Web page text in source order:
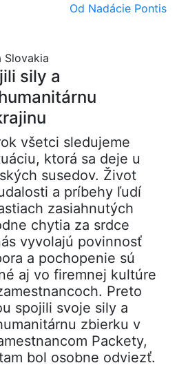
Od Nadácie Pontis
Slovakia
sily a
všetci sledujeme
ktorá sa deje u
susedov. Život
a príbehy ľudí
zasiahnutých
chytia za srdce
vyvolajú povinnosť
a pochopenie sú
aj vo firemnej kultúre
Preto
spojili svoje sily a
zbierku v
Packety,
bol osobne odviezť.